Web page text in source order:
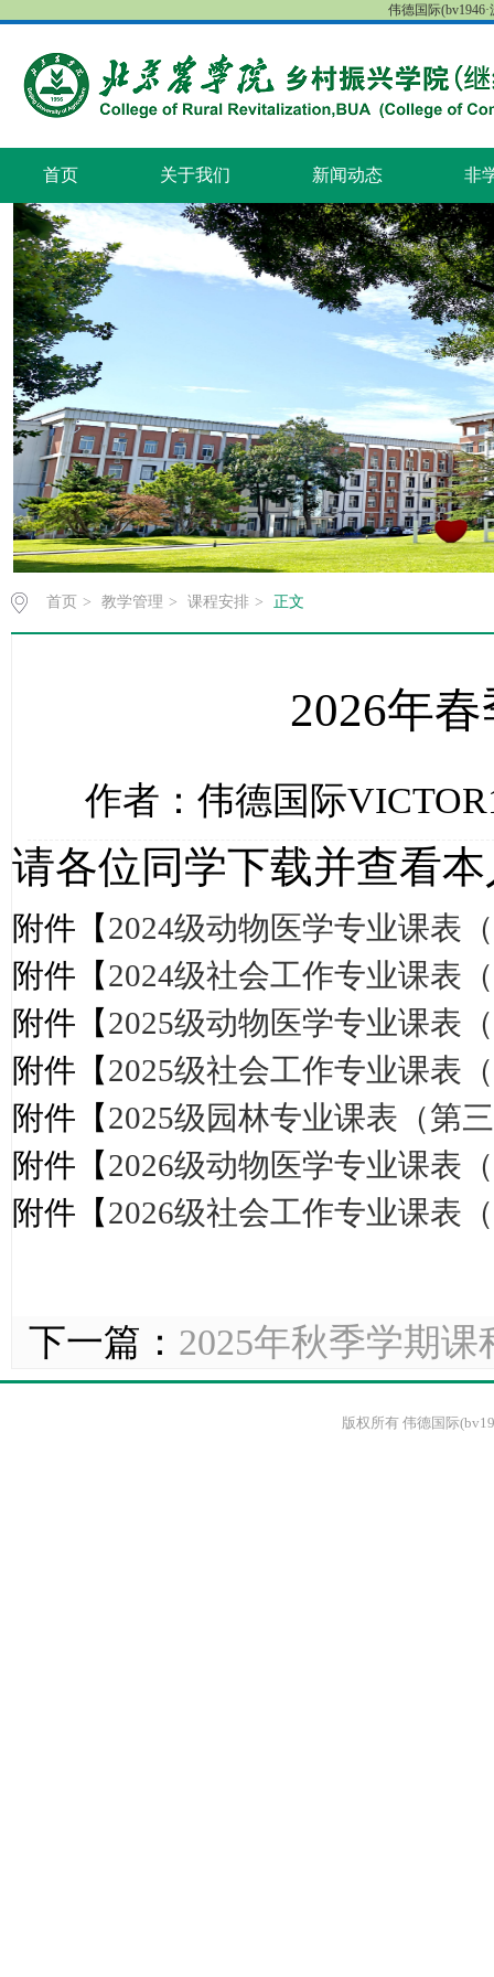
伟德国际
首页 关于我们 新闻动态 非
首页 > 教学管理 > 课程安排 > 正文
2026年
作者：伟德国际
请各位同学下载并查看
附件【2024级动物医学专业课表
附件【2024级社会工作专业课表
附件【2025级动物医学专业课表
附件【2025级社会工作专业课表
附件【2025级园林专业课表（第
附件【2026级动物医学专业课表
附件【2026级社会工作专业课表
下一篇： 2025年秋季学期课
版权所有 伟德国际